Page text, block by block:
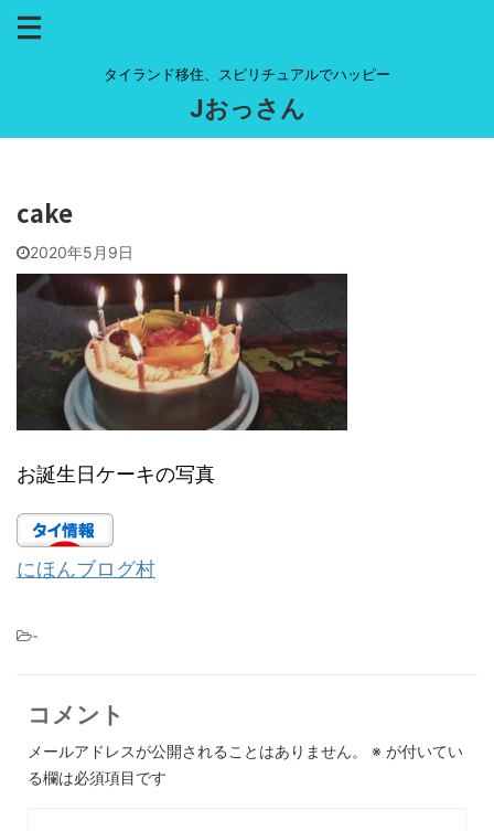
タイランド移住、スピリチュアルでハッピー
Jおっさん
cake
2020年5月9日
お誕生日ケーキの写真
にほんブログ村
-
コメント
メールアドレスが公開されることはありません。 ※ が付いてい
る欄は必須項目です